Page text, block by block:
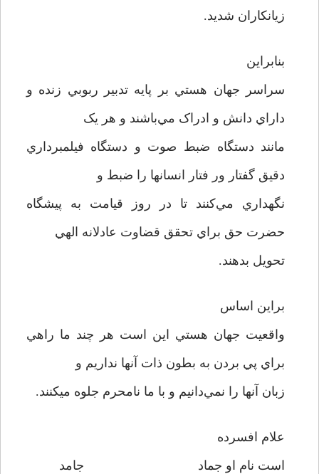
زيانکاران شديد.
بنابراين
سراسر جهان هستي بر پايه تدبير ربوبي زنده و
داراي دانش و ادراک مي‌باشند و هر يک
مانند دستگاه ضبط صوت و دستگاه فيلمبرداري
دقيق گفتار ور فتار انسانها را ضبط و
نگهداري مي‌کنند تا در روز قيامت به پيشگاه
حضرت حق براي تحقق قضاوت عادلانه الهي
تحويل بدهند.
براين اساس
واقعيت جهان هستي اين است هر چند ما راهي
براي پي بردن به بطون ذات آنها نداريم و
زبان آنها را نمي‌دانيم و با ما نامحرم جلوه ميکنند.
علام افسرده
است نام او جماد جامد